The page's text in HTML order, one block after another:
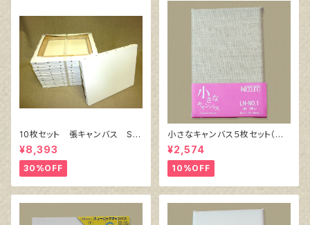
10枚セット 張キャンバス Sn
owWhite SPC（綿・ポリエステ
ル）F6 410㎜×318㎜
¥8,393
30%OFF
小さなキャンバス５枚セット（麻
キャンバス裏面張り）
¥2,574
10%OFF